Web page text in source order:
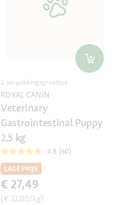
2 Verpakkingsgroottes
ROYAL CANIN
Veterinary
Gastrointestinal Puppy
2,5 kg
4.8 (60)
LAGE PRIJS
€ 27,49
(€ 11,00/kg)